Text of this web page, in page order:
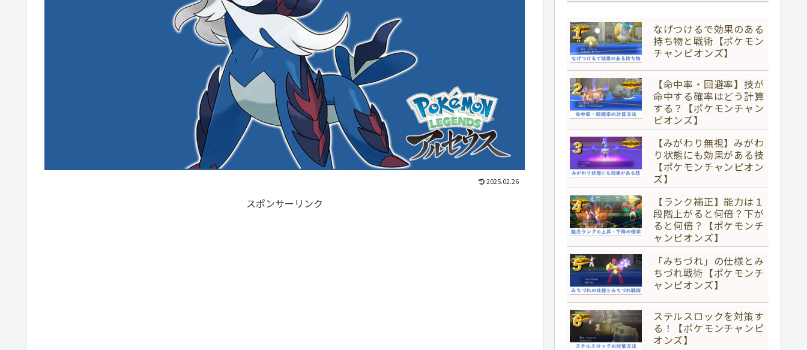
2025.02.26
スポンサーリンク
なげつけるで効果のある
持ち物と戦術【ポケモン
チャンピオンズ】
【命中率・回避率】技が
命中する確率はどう計算
する？【ポケモンチャン
ピオンズ】
【みがわり無視】みがわ
り状態にも効果がある技
【ポケモンチャンピオン
ズ】
【ランク補正】能力は１
段階上がると何倍？下が
ると何倍？【ポケモンチ
ャンピオンズ】
「みちづれ」の仕様とみ
ちづれ戦術【ポケモンチ
ャンピオンズ】
ステルスロックを対策す
る！【ポケモンチャンピ
オンズ】